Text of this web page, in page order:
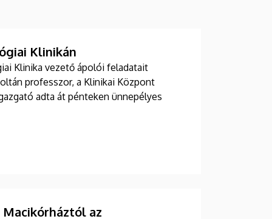
Klinikán
Klinika vezető ápolói feladatait
professzor, a Klinikai Központ
adta át pénteken ünnepélyes
Macikórháztól az